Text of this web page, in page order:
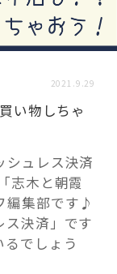
事例
ノベ事例
2021.9.29
い物しちゃ
シュレス決済
志木と朝霞
編集部です♪
ス決済」です
でしょう